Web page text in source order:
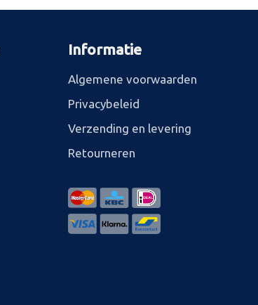
Informatie
Algemene voorwaarden
Privacybeleid
Verzending en levering
Retourneren